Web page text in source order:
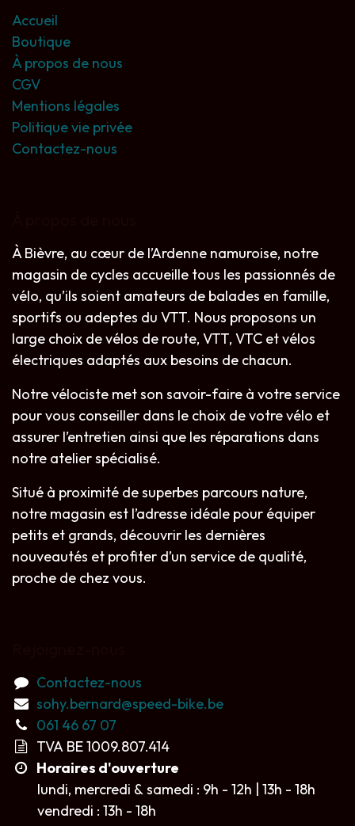
Accueil
Boutique
À propos de nous
CGV
Mentions légales
Politique vie privée
Contactez-nous
À Bièvre, au cœur de l’Ardenne namuroise, notre
magasin de cycles accueille tous les passionnés de
vélo, qu’ils soient amateurs de balades en famille,
sportifs ou adeptes du VTT. Nous proposons un
large choix de vélos de route, VTT, VTC et vélos
électriques adaptés aux besoins de chacun.
Notre vélociste met son savoir-faire à votre service
pour vous conseiller dans le choix de votre vélo et
assurer l’entretien ainsi que les réparations dans
notre atelier spécialisé.
Situé à proximité de superbes parcours nature,
notre magasin est l’adresse idéale pour équiper
petits et grands, découvrir les dernières
nouveautés et profiter d’un service de qualité,
proche de chez vous.
Contactez-nous
sohy.bernard@speed-bike.be
061 46 67 07
TVA BE 1009.807.414
Horaires d'ouverture
lundi, mercredi & samedi : 9h - 12h | 13h - 18h
vendredi : 13h - 18h